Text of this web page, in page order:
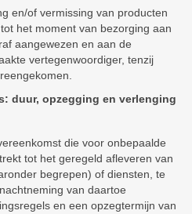
en/of vermissing van producten
het moment van bezorging aan
aangewezen en aan de
vertegenwoordiger, tenzij
duur, opzegging en verlenging
die voor onbepaalde
tot het geregeld afleveren van
begrepen) of diensten, te
van daartoe
en een opzegtermijn van